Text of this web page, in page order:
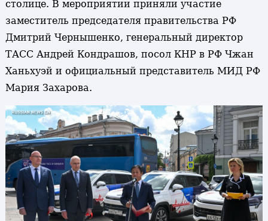
столице. В мероприятии приняли участие
заместитель председателя правительства РФ
Дмитрий Чернышенко, генеральный директор
ТАСС Андрей Кондрашов, посол КНР в РФ Чжан
Ханьхуэй и официальный представитель МИД РФ
Мария Захарова.